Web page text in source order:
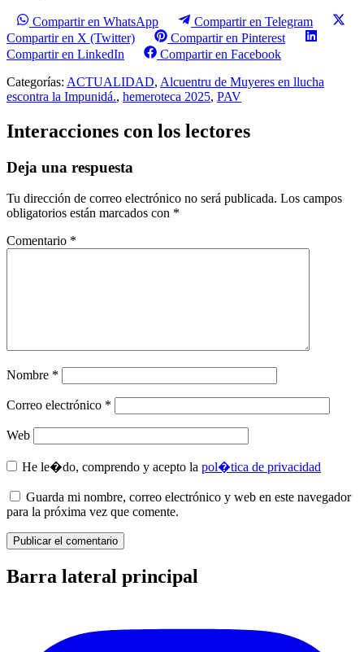
Compartir en WhatsApp
Compartir en Telegram
Compartir en X (Twitter)
Compartir en Pinterest
Compartir en LinkedIn
Compartir en Facebook
Categorías: ACTUALIDAD, Alcuentru de Muyeres en llucha
escontra la Impunidá., hemeroteca 2025, PAV
Interacciones con los lectores
Deja una respuesta
Tu dirección de correo electrónico no será publicada. Los campos
obligatorios están marcados con *
Comentario *
Nombre *
Correo electrónico *
Web
He le�do, comprendo y acepto la pol�tica de privacidad
Guarda mi nombre, correo electrónico y web en este navegador
para la próxima vez que comente.
Barra lateral principal